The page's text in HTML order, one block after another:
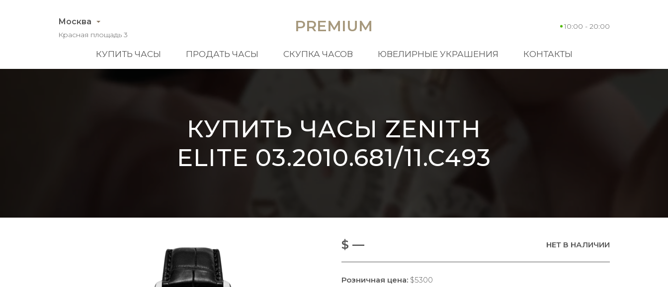
Москва
Красная площадь 3 PREMIUM 10:00 - 20:00
КУПИТЬ ЧАСЫ ПРОДАТЬ ЧАСЫ СКУПКА ЧАСОВ ЮВЕЛИРНЫЕ УКРАШЕНИЯ КОНТАКТЫ
КУПИТЬ ЧАСЫ ZENITH
ELITE 03.2010.681/11.C493
$ — НЕТ В НАЛИЧИИ
Розничная цена: $5300